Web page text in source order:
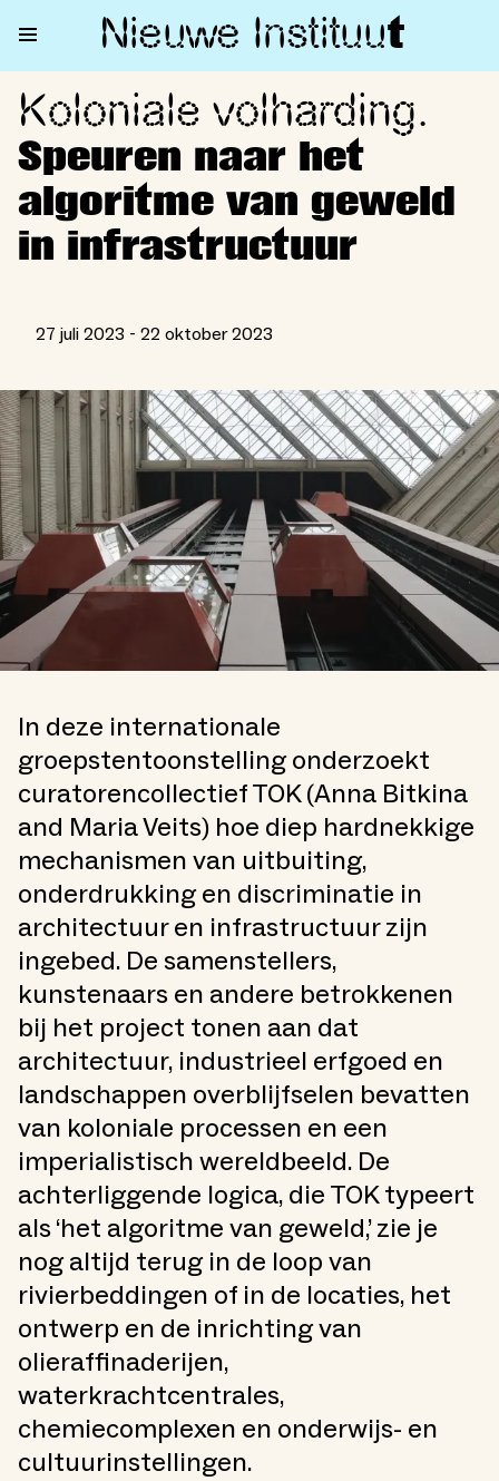
Nieuwe Instituut
Koloniale volharding.
Koloniale volharding.
Speuren naar het
algoritme van geweld
in infrastructuur
27 juli 2023 - 22 oktober 2023
In deze internationale
groepstentoonstelling onderzoekt
curatorencollectief TOK (Anna Bitkina
and Maria Veits) hoe diep hardnekkige
mechanismen van uitbuiting,
onderdrukking en discriminatie in
architectuur en infrastructuur zijn
ingebed. De samenstellers,
kunstenaars en andere betrokkenen
bij het project tonen aan dat
architectuur, industrieel erfgoed en
landschappen overblijfselen bevatten
van koloniale processen en een
imperialistisch wereldbeeld. De
achterliggende logica, die TOK typeert
als ‘het algoritme van geweld,’ zie je
nog altijd terug in de loop van
rivierbeddingen of in de locaties, het
ontwerp en de inrichting van
olieraffinaderijen,
waterkrachtcentrales,
chemiecomplexen en onderwijs- en
cultuurinstellingen.